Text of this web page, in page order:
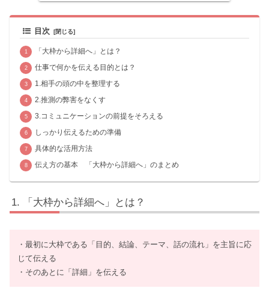
目次
「大枠から詳細へ」とは？
仕事で何かを伝える目的とは？
1.相手の頭の中を整理する
2.推測の弊害をなくす
3.コミュニケーションの前提をそろえる
しっかり伝えるための準備
具体的な活用方法
伝え方の基本 「大枠から詳細へ」のまとめ
「大枠から詳細へ」とは？
・最初に大枠である「目的、結論、テーマ、話の流れ」を主旨に応
じて伝える
・そのあとに「詳細」を伝える